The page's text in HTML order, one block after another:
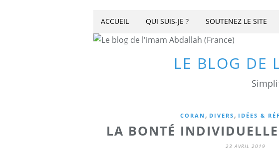
LE BLOG DE
ACCUEIL QUI SUIS-JE ? SOUTENEZ LE SITE
CORAN , DIVERS , IDÉES &
LA BONTÉ
23 AVRIL 2019